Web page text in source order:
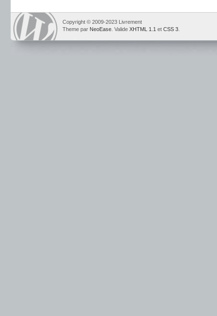
Copyright © 2009-2023 Livrement
Theme par NeoEase . Valide XHTML 1.1 et CSS 3